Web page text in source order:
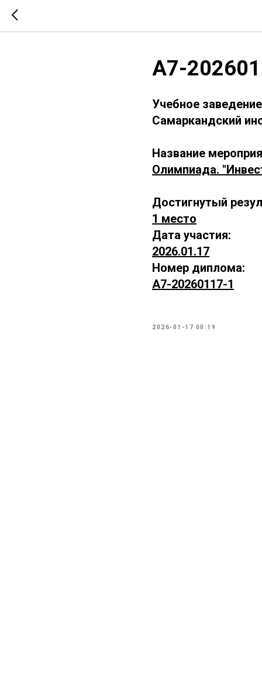
А7-
Учебное
Самаркандский
Название
Олимпиада.
Достигнутый
1 место
Дата участия:
2026.01.17
Номер диплома:
А7-20260117-1
2026-01-17 00:19